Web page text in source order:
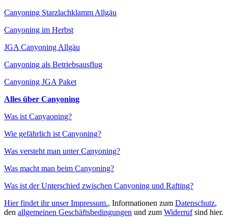
Canyoning Starzlachklamm Allgäu
Canyoning im Herbst
JGA Canyoning Allgäu
Canyoning als Betriebsausflug
Canyoning JGA Paket
Alles über Canyoning
Was ist Canyaoning?
Wie gefährlich ist Canyoning?
Was versteht man unter Canyoning?
Was macht man beim Canyoning?
Was ist der Unterschied zwischen Canyoning und Rafting?
Hier findet ihr unser Impressum., Informationen zum Datenschutz,
den allgemeinen Geschäftsbedingungen und zum Widerrufsind hier.